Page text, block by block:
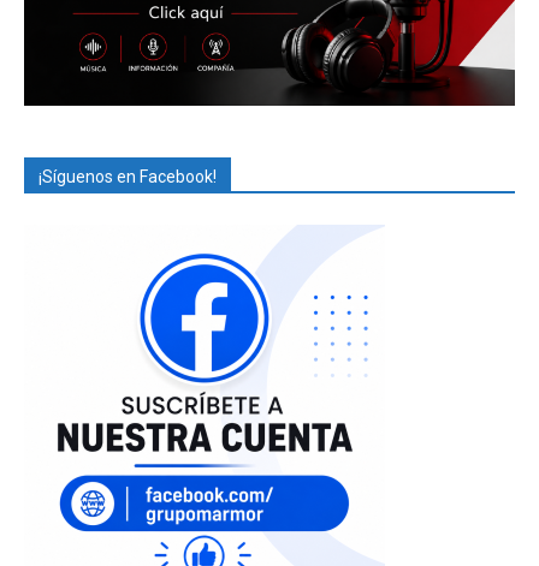
¡Síguenos en Facebook!